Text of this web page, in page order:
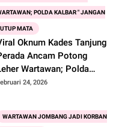
POLDA KALBAR " JANGAN
MATA
Oknum Kades Tanjung
Ancam Potong
Wartawan; Polda
" Jangan Tutup Mata
24, 2026
WARTAWAN JOMBANG JADI KORBAN